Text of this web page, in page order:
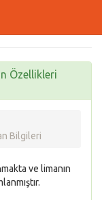
Özellikleri
Bilgileri
ve limanın